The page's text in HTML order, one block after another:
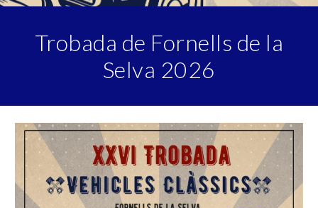
Trobada de Fornells de la
Selva 2026